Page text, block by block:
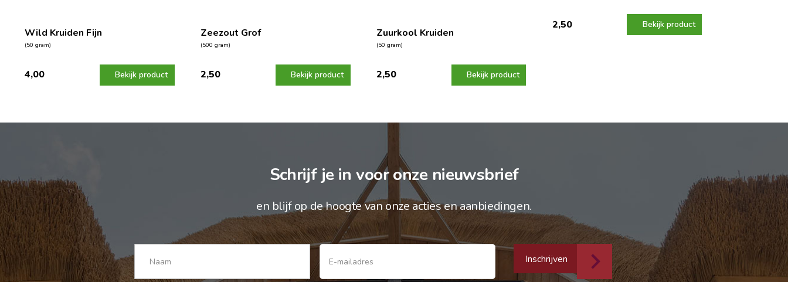
Wild Kruiden Fijn
(50 gram)
4,00 Bekijk product
Zeezout Grof
(500 gram)
2,50 Bekijk product
Zuurkool Kruiden
(50 gram)
2,50 Bekijk product
2,50 Bekijk product
Schrijf je in voor onze nieuwsbrief
en blijf op de hoogte van onze acties en aanbiedingen.
Inschrijven